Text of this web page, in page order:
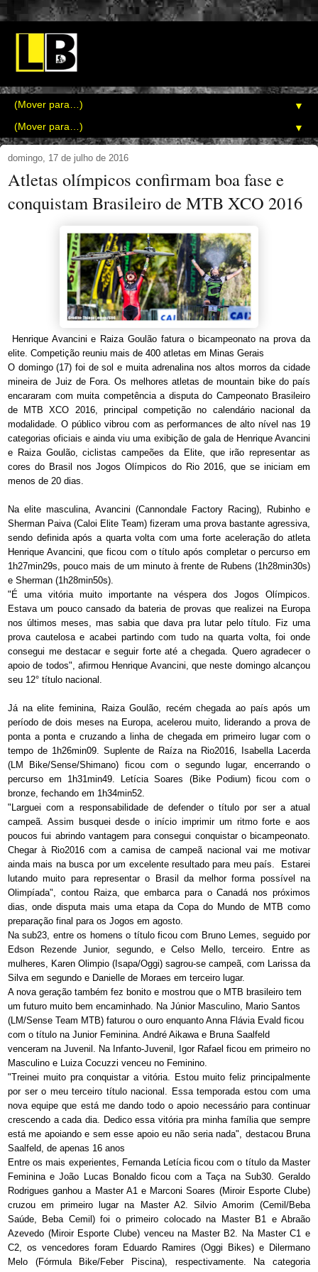
▼
▼
domingo, 17 de julho de 2016
Atletas olímpicos confirmam boa fase e
conquistam Brasileiro de MTB XCO 2016
Henrique Avancini e Raiza Goulão fatura o bicampeonato na prova da
elite. Competição reuniu mais de 400 atletas em Minas Gerais
O domingo (17) foi de sol e muita adrenalina nos altos morros da cidade
mineira de Juiz de Fora. Os melhores atletas de mountain bike do país
encararam com muita competência a disputa do Campeonato Brasileiro
de MTB XCO 2016, principal competição no calendário nacional da
modalidade. O público vibrou com as performances de alto nível nas 19
categorias oficiais e ainda viu uma exibição de gala de Henrique Avancini
e Raiza Goulão, ciclistas campeões da Elite, que irão representar as
cores do Brasil nos Jogos Olímpicos do Rio 2016, que se iniciam em
menos de 20 dias.
Na elite masculina, Avancini (Cannondale Factory Racing), Rubinho e
Sherman Paiva (Caloi Elite Team) fizeram uma prova bastante agressiva,
sendo definida após a quarta volta com uma forte aceleração do atleta
Henrique Avancini, que ficou com o título após completar o percurso em
1h27min29s, pouco mais de um minuto à frente de Rubens (1h28min30s)
e Sherman (1h28min50s).
"É uma vitória muito importante na véspera dos Jogos Olímpicos.
Estava um pouco cansado da bateria de provas que realizei na Europa
nos últimos meses, mas sabia que dava pra lutar pelo título. Fiz uma
prova cautelosa e acabei partindo com tudo na quarta volta, foi onde
consegui me destacar e seguir forte até a chegada. Quero agradecer o
apoio de todos", afirmou Henrique Avancini, que neste domingo alcançou
seu 12° título nacional.
Já na elite feminina, Raiza Goulão, recém chegada ao país após um
período de dois meses na Europa, acelerou muito, liderando a prova de
ponta a ponta e cruzando a linha de chegada em primeiro lugar com o
tempo de 1h26min09. Suplente de Raíza na Rio2016, Isabella Lacerda
(LM Bike/Sense/Shimano) ficou com o segundo lugar, encerrando o
percurso em 1h31min49. Letícia Soares (Bike Podium) ficou com o
bronze, fechando em 1h34min52.
"Larguei com a responsabilidade de defender o título por ser a atual
campeã. Assim busquei desde o início imprimir um ritmo forte e aos
poucos fui abrindo vantagem para consegui conquistar o bicampeonato.
Chegar à Rio2016 com a camisa de campeã nacional vai me motivar
ainda mais na busca por um excelente resultado para meu país. Estarei
lutando muito para representar o Brasil da melhor forma possível na
Olimpíada", contou Raiza, que embarca para o Canadá nos próximos
dias, onde disputa mais uma etapa da Copa do Mundo de MTB como
preparação final para os Jogos em agosto.
Na sub23, entre os homens o título ficou com Bruno Lemes, seguido por
Edson Rezende Junior, segundo, e Celso Mello, terceiro. Entre as
mulheres, Karen Olimpio (Isapa/Oggi) sagrou-se campeã, com Larissa da
Silva em segundo e Danielle de Moraes em terceiro lugar.
A nova geração também fez bonito e mostrou que o MTB brasileiro tem
um futuro muito bem encaminhado. Na Júnior Masculino, Mario Santos
(LM/Sense Team MTB) faturou o ouro enquanto Anna Flávia Evald ficou
com o título na Junior Feminina. André Aikawa e Bruna Saalfeld
venceram na Juvenil. Na Infanto-Juvenil, Igor Rafael ficou em primeiro no
Masculino e Luiza Cocuzzi venceu no Feminino.
"Treinei muito pra conquistar a vitória. Estou muito feliz principalmente
por ser o meu terceiro título nacional. Essa temporada estou com uma
nova equipe que está me dando todo o apoio necessário para continuar
crescendo a cada dia. Dedico essa vitória pra minha família que sempre
está me apoiando e sem esse apoio eu não seria nada", destacou Bruna
Saalfeld, de apenas 16 anos
Entre os mais experientes, Fernanda Letícia ficou com o título da Master
Feminina e João Lucas Bonaldo ficou com a Taça na Sub30. Geraldo
Rodrigues ganhou a Master A1 e Marconi Soares (Miroir Esporte Clube)
cruzou em primeiro lugar na Master A2. Silvio Amorim (Cemil/Beba
Saúde, Beba Cemil) foi o primeiro colocado na Master B1 e Abraão
Azevedo (Miroir Esporte Clube) venceu na Master B2. Na Master C1 e
C2, os vencedores foram Eduardo Ramires (Oggi Bikes) e Dilermano
Melo (Fórmula Bike/Feber Piscina), respectivamente. Na categoria